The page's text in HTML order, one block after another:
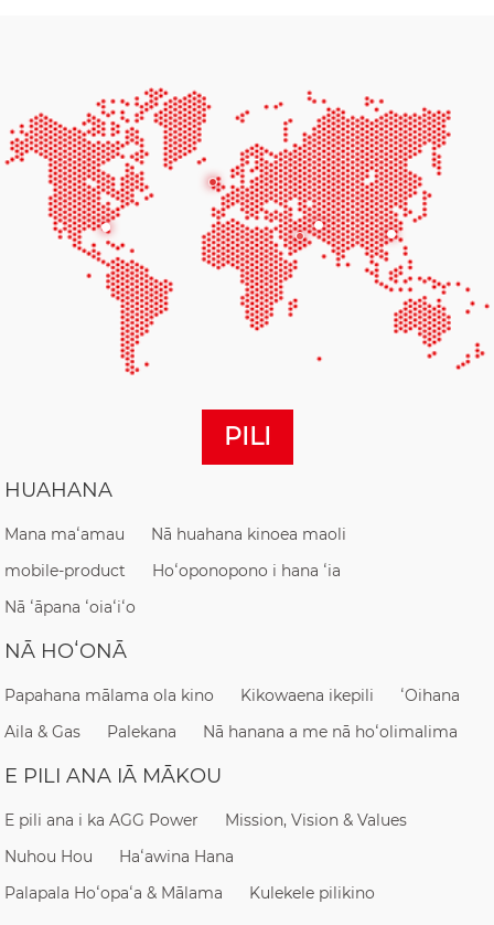
PILI
HUAHANA
Mana maʻamau
Nā huahana kinoea maoli
mobile-product
Hoʻoponopono i hana ʻia
Nā ʻāpana ʻoiaʻiʻo
NĀ HOʻONĀ
Papahana mālama ola kino Kikowaena ikepili
ʻOihana
Aila & Gas
Palekana Nā hanana a me nā hoʻolimalima
E PILI ANA IĀ MĀKOU
E pili ana i ka AGG Power
Mission, Vision & Values
Nuhou Hou
Haʻawina Hana
Palapala Hoʻopaʻa & Mālama
Kulekele pilikino